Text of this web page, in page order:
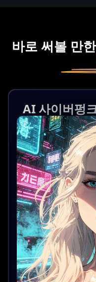
바로 써볼 만한
AI 사이버펑